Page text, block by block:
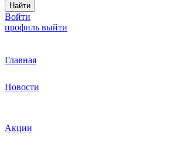
Найти
Войти
профиль выйти
Главная
Новости
Акции